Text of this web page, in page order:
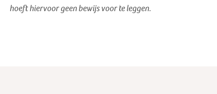
hoeft hiervoor geen bewijs voor te leggen.